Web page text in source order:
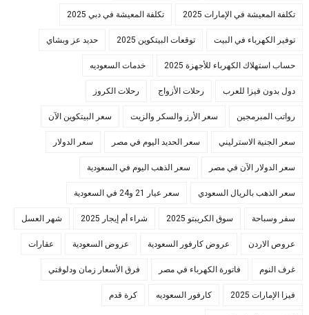
تكلفة المعيشة في الإمارات 2025 تكلفة المعيشة في دبي 2025
توفير الكهرباء في البيت توقعات البيتكوين 2025 حديد عز وبشاي
حساب استهلاك الكهرباء للأجهزة 2025 خدمات السعوديه
دول بدون فيزا للعرب رحلات الأزواج رحلات الكروز
رواتب المبرمجين سعر الأرز والسكر والزيت سعر البيتكوين الآن
سعر الجنية الاسترليني سعر الحديد اليوم في مصر سعر الدولار
سعر الدولار الآن في مصر سعر الذهب اليوم في السعودية
سعر الذهب بالريال السعودي سعر عيار 21 و24 في السعودية
سفر وسباحة سوق الكريبتو 2025 شراء أم إيجار 2025 شهر العسل
عروص الاردن عروض كارفور السعودية عروض السعودية عقارات
غرف النوم فاتورة الكهرباء في مصر فرق الأسعار زمان ودلوقتي
فيزا الإمارات 2025 كارفور السعوديه كرة قدم